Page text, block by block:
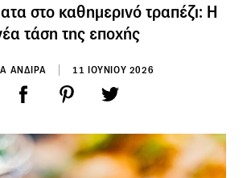
στο καθημερινό τραπέζι: Η
τάση της εποχής
ΑΝΔΙΡΑ 11 ΙΟΥΝΙΟΥ 2026